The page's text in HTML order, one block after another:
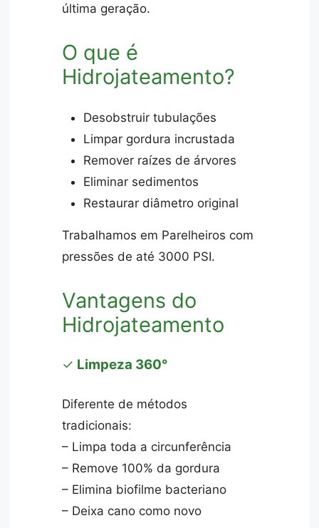
última geração.
O que é
Hidrojateamento?
Desobstruir tubulações
Limpar gordura incrustada
Remover raízes de árvores
Eliminar sedimentos
Restaurar diâmetro original
Trabalhamos em Parelheiros com
pressões de até 3000 PSI.
Vantagens do
Hidrojateamento
✓ Limpeza 360°
Diferente de métodos
tradicionais:
– Limpa toda a circunferência
– Remove 100% da gordura
– Elimina biofilme bacteriano
– Deixa cano como novo